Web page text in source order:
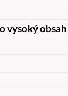
vysoký